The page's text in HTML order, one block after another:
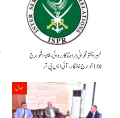
خیبر پختونخوا ٹی اِرا جتا کارروائی، فتنۃ الخوارج
نا 10خوارج خلنگار،آئی ایس پی آر
حوال